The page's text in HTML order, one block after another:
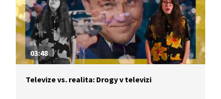
03:48
Televize vs. realita: Drogy v televizi